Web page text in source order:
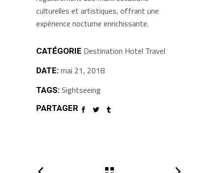
culturelles et artistiques, offrant une
expérience nocturne enrichissante.
CATÉGORIE Destination Hotel Travel
DATE: mai 21, 2018
TAGS: Sightseeing
PARTAGER